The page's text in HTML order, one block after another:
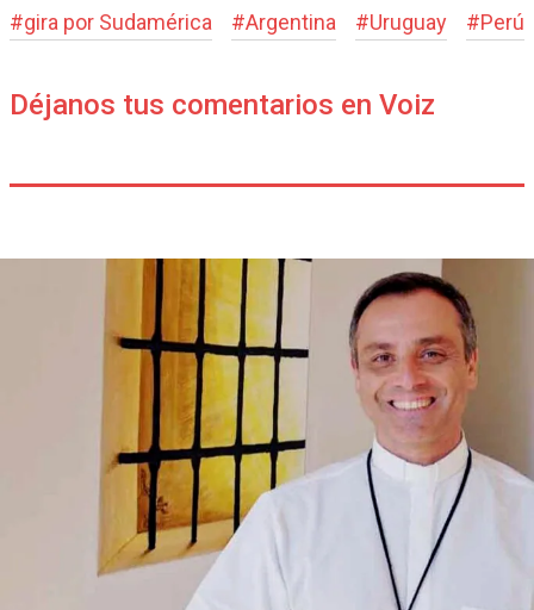
#gira por Sudamérica #Argentina #Uruguay #Perú
Déjanos tus comentarios en Voiz